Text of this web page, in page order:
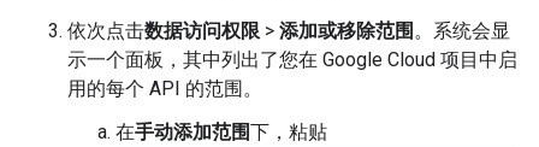
依次点击数据访问权限 > 添加或移除范围 。系统会显
示一个面板，其中列出了您在 Google Cloud 项目中启
用的每个 API 的范围。
在手动添加范围下，粘贴